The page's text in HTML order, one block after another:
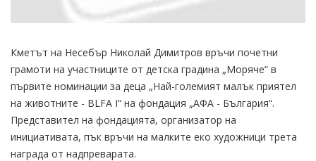
Кметът на Несебър Николай Димитров връчи почетни
грамоти на участниците от детска градина „Моряче“ в
първите номинации за деца „Най-големият малък приятел
на животните - BLFA I“ на фондация „АФА - България“.
Представител на фондацията, организатор на
инициативата, пък връчи на малките еко художници трета
награда от надпреварата.